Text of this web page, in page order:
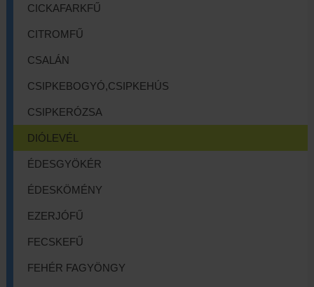
CICKAFARKFŰ
CITROMFŰ
CSALÁN
CSIPKEBOGYÓ,CSIPKEHÚS
CSIPKERÓZSA
DIÓLEVÉL
ÉDESGYÖKÉR
ÉDESKÖMÉNY
EZERJÓFŰ
FECSKEFŰ
FEHÉR FAGYÖNGY